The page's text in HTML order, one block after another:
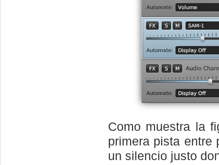
Como muestra la
primera pista entre
un silencio justo